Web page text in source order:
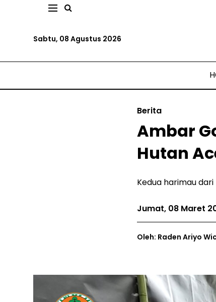
Sabtu, 08 Agustus 2026
Berita
Ambar
Hutan
Kedua harimau
Jumat, 08 Maret
Oleh: Raden Ariyo